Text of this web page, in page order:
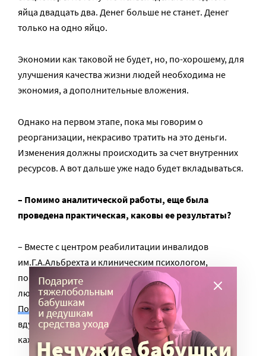
яйца двадцать два. Денег больше не станет. Денег
только на одно яйцо.
Экономии как таковой не будет, но, по-хорошему, для
улучшения качества жизни людей необходима не
экономия, а дополнительные вложения.
Однако на первом этапе, пока мы говорим о
реорганизации, некрасиво тратить на это деньги.
Изменения должны происходить за счет внутренних
ресурсов. А вот дальше уже надо будет вкладываться.
– Помимо аналитической работы, еще была
проведена практическая, каковы ее результаты?
– Вместе с центром реабилитации инвалидов
им.Г.А.Альбрехта и клиническим психологом,
попечителем благотворительного фонда «Просто
люди» Марией Сисневоймы обследовали в
Понетаевском ПНИ
269 человек из 564. Это было
вдумчивое, спокойное, неспешное обследование
каждого человека по разным направлениям.